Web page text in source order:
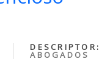
DESCRIPTOR:
ABOGADOS